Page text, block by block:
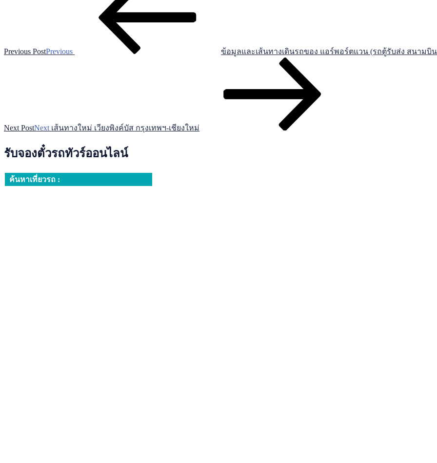
Previous PostPrevious ข้อมูลและเส้นทางเดินรถของ แอร์พอร์ตแวน (รถตู้รับส่ง สนามบิ
Next PostNext เส้นทางใหม่ เวียงพิงค์บัส กรุงเทพฯ-เชียงใหม่
รับจองตั๋วรถทัวร์ออนไลน์
ค้นหาเที่ยวรถ :